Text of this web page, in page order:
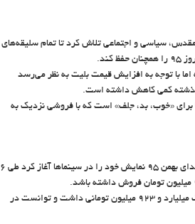
دفاع مقدس، سیاسی و اجتماعی تلاش کرد تا تمام سلیقه‌های‌
کند.
کاهش نداشته اما با توجه به افزایش قیمت بلیت به نظر می‌رسد
گذشته کمی کاهش داشته است.
برای «خوب، بد، جلف» است که با فروشی نزدیک به
«خوب، بد، جلف» نخستین تجربه کارگردانی پیمان قاسم خانی که از ابتدای بهمن ۹۵ نمایش خود را در سینماها آغاز کرد طی ۶
این فیلم هفته گذشته یعنی در دومین هفته تعطیلات نوروز فروش یک میلیارد و ۹۲۳ میلیون تومانی داشت و توانست در